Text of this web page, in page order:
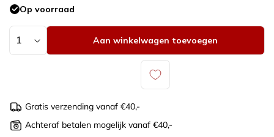
zilver
925
zilver
Op voorraad
Aantal
Aan winkelwagen toevoegen
Gratis verzending vanaf €40,-
Achteraf betalen mogelijk vanaf €40,-